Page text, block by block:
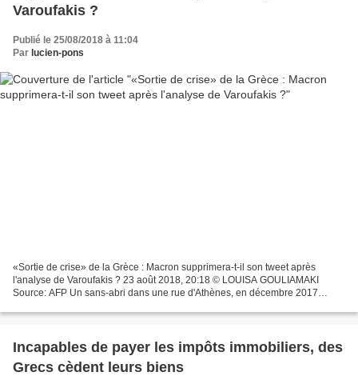
Varoufakis ?
Publié le 25/08/2018 à 11:04
Par lucien-pons
«Sortie de crise» de la Grèce : Macron supprimera-t-il son tweet après
l'analyse de Varoufakis ? 23 août 2018, 20:18 © LOUISA GOULIAMAKI
Source: AFP Un sans-abri dans une rue d'Athènes, en décembre 2017
Incapables de payer les impôts immobiliers, des
Grecs cèdent leurs biens